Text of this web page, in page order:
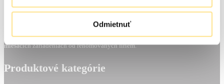
Odmietnuť
predajne, máme aj najväčšiu špecializovanú predajňu v regióne, zameranú na
aj odborné poradenstvo, tónovanie auto lakov a farieb na plnoautomatických
miešacích zariadeniach od renomovaných firiem.
Produktové kategórie